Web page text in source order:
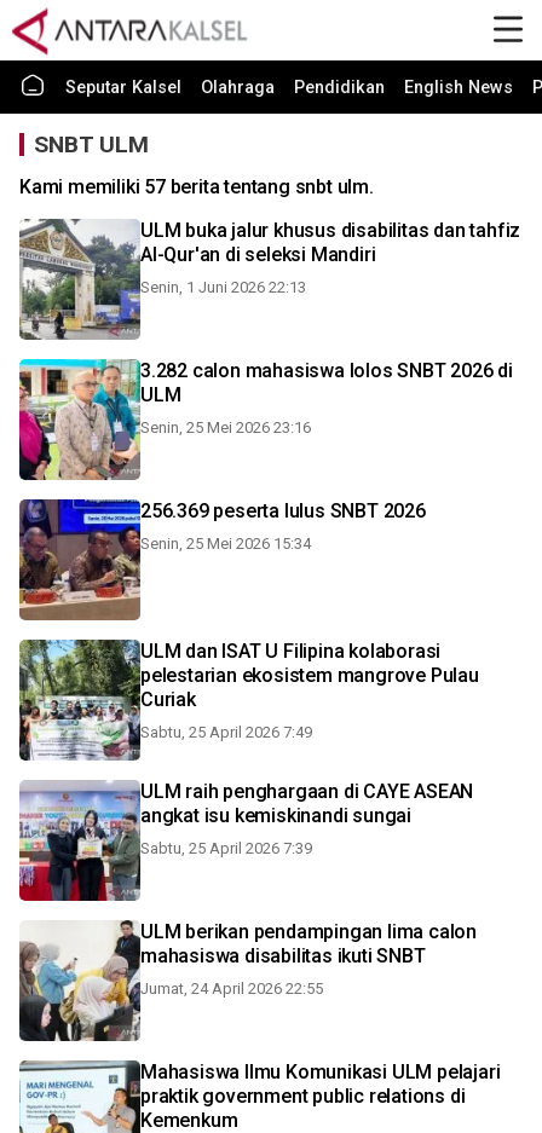
Seputar Kalsel Olahraga Pendidikan English News
SNBT ULM
Kami memiliki 57 berita tentang snbt ulm.
ULM buka jalur khusus disabilitas dan tahfiz
Al-Qur'an di seleksi Mandiri
Senin, 1 Juni 2026 22:13
3.282 calon mahasiswa lolos SNBT 2026 di
ULM
Senin, 25 Mei 2026 23:16
256.369 peserta lulus SNBT 2026
Senin, 25 Mei 2026 15:34
ULM dan ISAT U Filipina kolaborasi
pelestarian ekosistem mangrove Pulau
Curiak
Sabtu, 25 April 2026 7:49
ULM raih penghargaan di CAYE ASEAN
angkat isu kemiskinandi sungai
Sabtu, 25 April 2026 7:39
ULM berikan pendampingan lima calon
mahasiswa disabilitas ikuti SNBT
Jumat, 24 April 2026 22:55
Mahasiswa Ilmu Komunikasi ULM pelajari
praktik government public relations di
Kemenkum